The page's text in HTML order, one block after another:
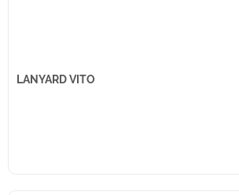
LANYARD VITO